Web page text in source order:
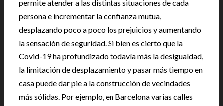
permite atender a las distintas situaciones de cada
persona e incrementar la confianza mutua,
desplazando poco a poco los prejuicios y aumentando
la sensación de seguridad. Si bien es cierto que la
Covid-19 ha profundizado todavía más la desigualdad,
la limitación de desplazamiento y pasar más tiempo en
casa puede dar pie a la construcción de vecindades
más sólidas. Por ejemplo, en Barcelona varias calles